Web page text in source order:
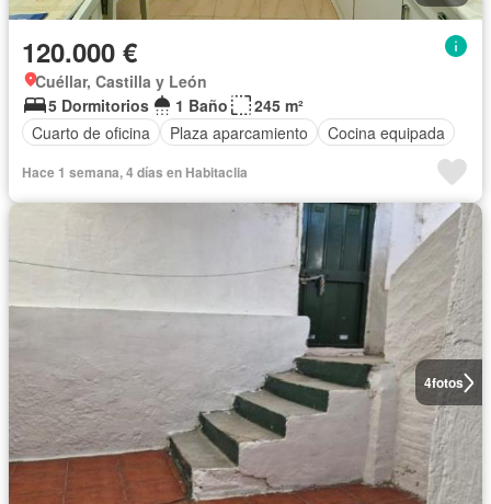
120.000 €
Cuéllar, Castilla y León
5 Dormitorios
1 Baño
245 m²
Cuarto de oficina
Plaza aparcamiento Cocina equipada
Hace 1 semana, 4 días en Habitaclia
4fotos